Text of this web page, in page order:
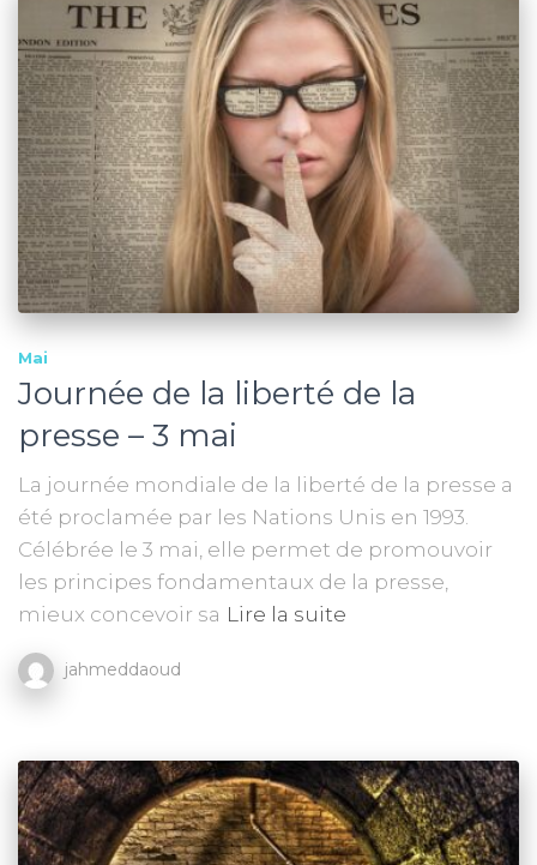
Mai
Journée de la liberté de la
presse – 3 mai
La journée mondiale de la liberté de la presse a
été proclamée par les Nations Unis en 1993.
Célébrée le 3 mai, elle permet de promouvoir
les principes fondamentaux de la presse,
mieux concevoir sa Lire la suite
jahmeddaoud